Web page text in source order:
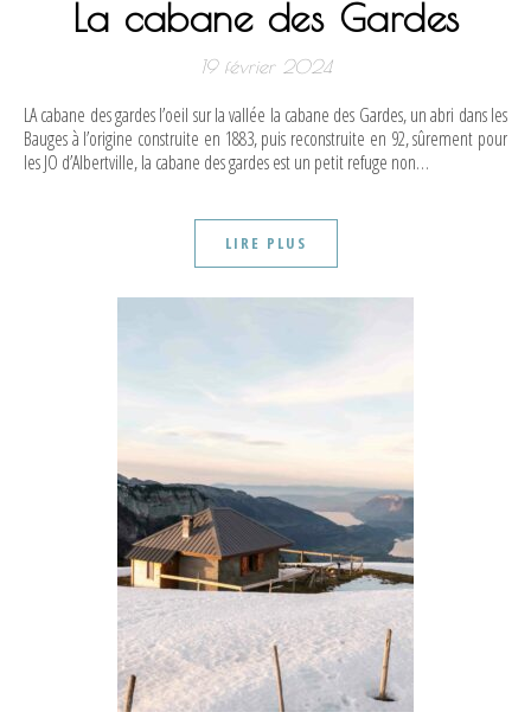
La cabane des Gardes
19 février 2024
LA cabane des gardes l’oeil sur la vallée la cabane des Gardes, un abri dans les
Bauges à l’origine construite en 1883, puis reconstruite en 92, sûrement pour
les JO d’Albertville, la cabane des gardes est un petit refuge non…
LIRE PLUS